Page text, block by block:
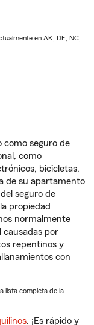
en AK, DE, NC,
como seguro de
como
bicicletas,
de su apartamento
seguro de
propiedad
normalmente
causadas por
repentinos y
con
lista completa de la
. ¡Es rápido y